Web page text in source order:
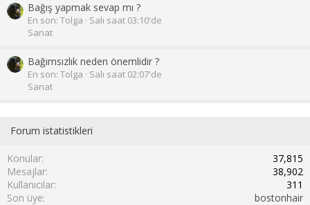
Bağış yapmak sevap mı ?
En son: Tolga
Salı saat 03:10'de
Sanat
Bağımsızlık neden önemlidir ?
En son: Tolga
Salı saat 02:07'de
Sanat
Forum istatistikleri
Konular
37,815
Mesajlar
38,902
Kullanıcılar
311
Son üye
bostonhair